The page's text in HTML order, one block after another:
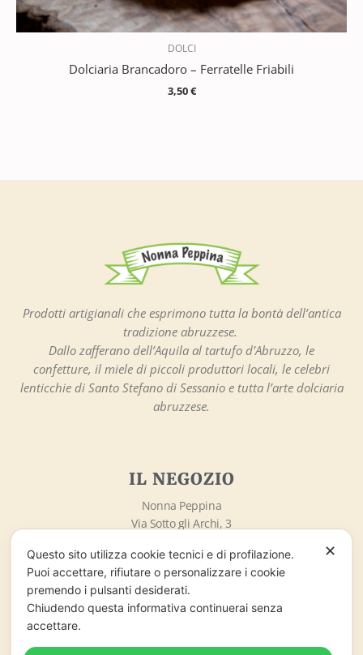
DOLCI
Dolciaria Brancadoro – Ferratelle Friabili
3,50€
Prodotti artigianali che esprimono tutta la bontà dell’antica
tradizione abruzzese.
Dallo zafferano dell’Aquila al tartufo d’Abruzzo, le
confetture, il miele di piccoli produttori locali, le celebri
lenticchie di Santo Stefano di Sessanio e tutta l’arte dolciaria
abruzzese.
IL NEGOZIO
Nonna Peppina
Via Sotto gli Archi, 3
info@nonnapeppina.it
Market lo Chalet di Marzaro Antonio
P.Iva 01998380669
ORARI DI APERTURA
✕
Questo sito utilizza cookie tecnici e di profilazione.
Puoi accettare, rifiutare o personalizzare i cookie
premendo i pulsanti desiderati.
Chiudendo questa informativa continuerai senza
accettare.